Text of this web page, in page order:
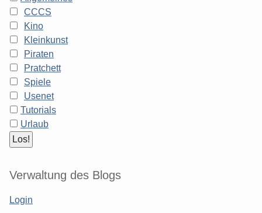
CCCS
Kino
Kleinkunst
Piraten
Pratchett
Spiele
Usenet
Tutorials
Urlaub
Verwaltung des Blogs
Login